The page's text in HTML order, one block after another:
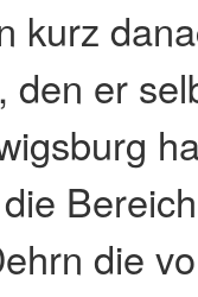
kurz
den er
die